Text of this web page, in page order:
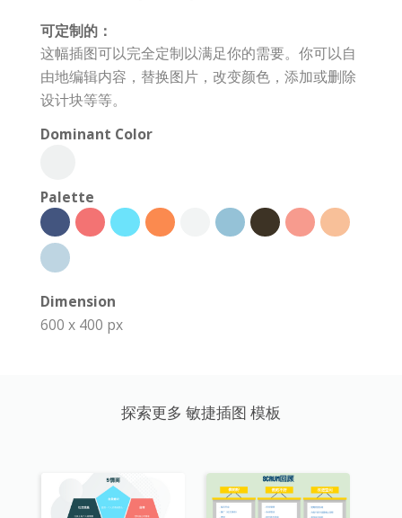
可定制的：
这幅插图可以完全定制以满足你的需要。你可以自
由地编辑内容，替换图片，改变颜色，添加或删除
设计块等等。
Dominant Color
Palette
Dimension
600 x 400 px
探索更多 敏捷插图 模板